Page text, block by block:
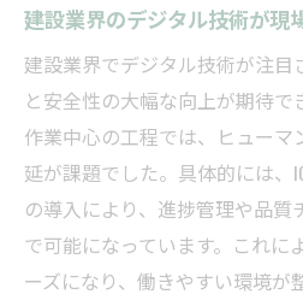
建設業界のデジタル技術が現
建設業界でデジタル技術が注目
と安全性の大幅な向上が期待
作業中心の工程では、ヒュー
延が課題でした。具体的には、
の導入により、進捗管理や品質
で可能になっています。これに
ーズになり、働きやすい環境が